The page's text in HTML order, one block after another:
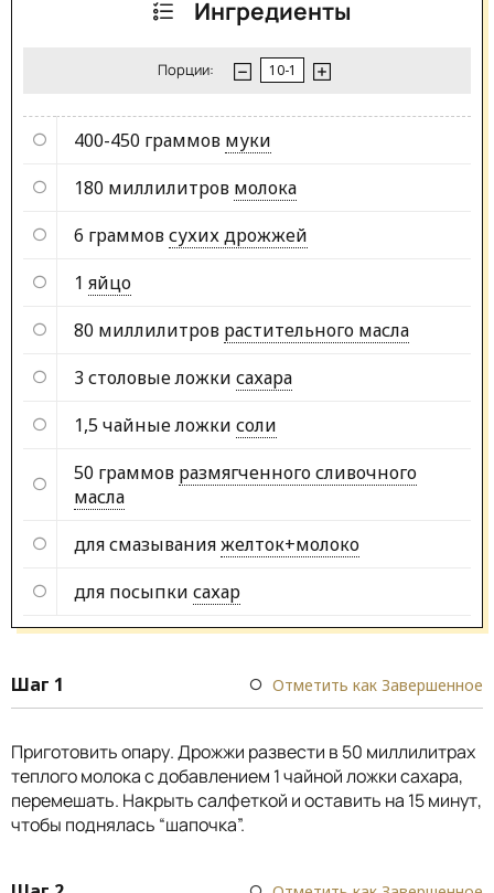
Ингредиенты
Порции:
400-450 граммов муки
180 миллилитров молока
6 граммовсухих дрожжей
1 яйцо
80 миллилитров растительного масла
3 столовые ложки сахара
1,5 чайные ложки соли
50 граммов размягченного сливочного
масла
для смазыванияжелток+молоко
для посыпки сахар
Шаг 1 Отметить как Завершенное
Приготовить опару. Дрожжи развести в 50 миллилитрах
теплого молока с добавлением 1 чайной ложки сахара,
перемешать. Накрыть салфеткой и оставить на 15 минут,
чтобы поднялась “шапочка”.